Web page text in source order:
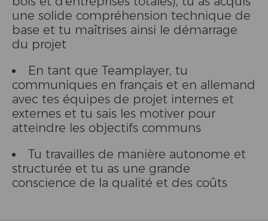
une solide compréhension technique de
base et tu maîtrises ainsi le démarrage
du projet
En tant que Teamplayer, tu
communiques en français et en allemand
avec tes équipes de projet internes et
externes et tu sais les motiver pour
atteindre les objectifs communs
Tu travailles de manière autonome et
structurée et tu as une grande
conscience de la qualité et des coûts